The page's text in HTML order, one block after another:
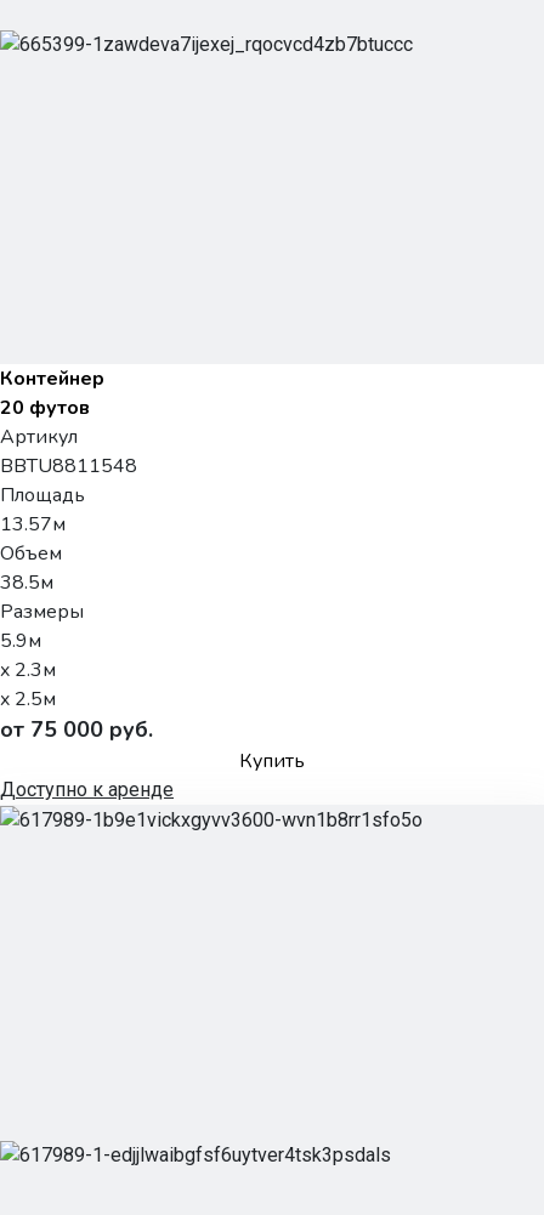
Контейнер
20 футов
Артикул
BBTU8811548
Площадь
13.57м
Объем
38.5м
Размеры
5.9м
x 2.3м
x 2.5м
от 75 000 руб.
Купить
Доступно к аренде